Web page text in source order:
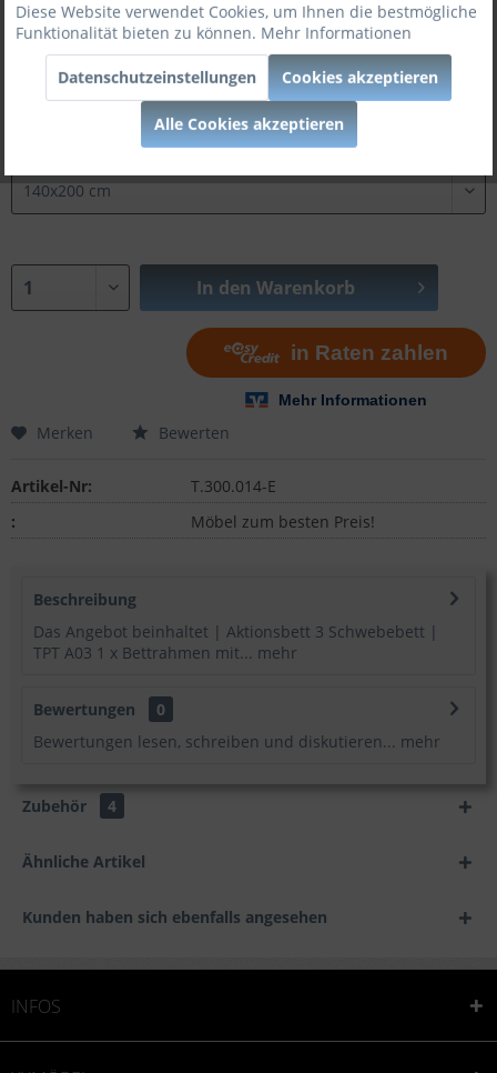
In den Warenkorb
Merken Bewerten
Artikel-Nr:
T.300.014-E
:
Möbel zum besten Preis!
Beschreibung
Das Angebot beinhaltet | Aktionsbett 3 Schwebebett |
TPT A03 1 x Bettrahmen mit... mehr
Bewertungen
0
Bewertungen lesen, schreiben und diskutieren... mehr
Zubehör 4
Ähnliche Artikel
Kunden haben sich ebenfalls angesehen
INFOS
Diese Website verwendet Cookies, um Ihnen die bestmögliche
Funktionalität bieten zu können. Mehr Informationen
Datenschutzeinstellungen Cookies akzeptieren
Alle Cookies akzeptieren